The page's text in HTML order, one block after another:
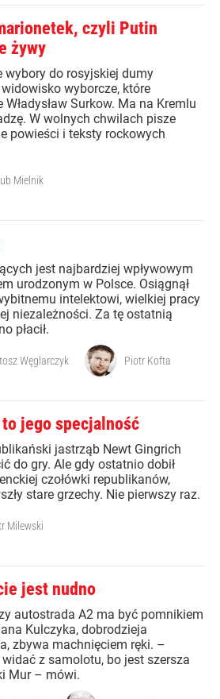
czyli Putin
żywy
wybory do rosyjskiej dumy
wyborcze, które
Władysław Surkow. Ma na Kremlu
W wolnych chwilach pisze
powieści i teksty rockowych
Mielnik
jest najbardziej wpływowym
urodzonym w Polsce. Osiągnął
intelektowi, wielkiej pracy
niezależności. Za tę ostatnią
płacił.
Węglarczyk Piotr Kofta
to jego specjalność
jastrząb Newt Gingrich
do gry. Ale gdy ostatnio dobił
czołówki republikanów,
stare grzechy. Nie pierwszy raz.
Milewski
jest nudno
autostrada A2 ma być pomnikiem
Kulczyka, dobrodzieja
zbywa machnięciem ręki. –
z samolotu, bo jest szersza
Mur – mówi.